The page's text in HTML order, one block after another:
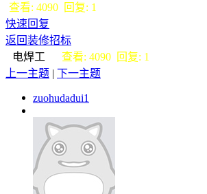
查看: 4090 回复: 1
快速回复
返回装修招标
电焊工 查看: 4090 回复: 1
上一主题 | 下一主题
zuohudadui1